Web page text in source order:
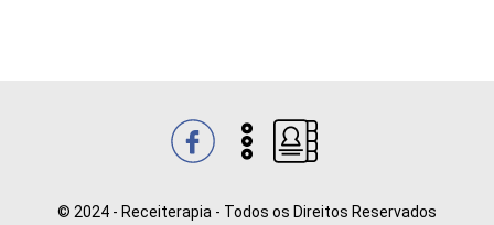
© 2024 - Receiterapia - Todos os Direitos Reservados